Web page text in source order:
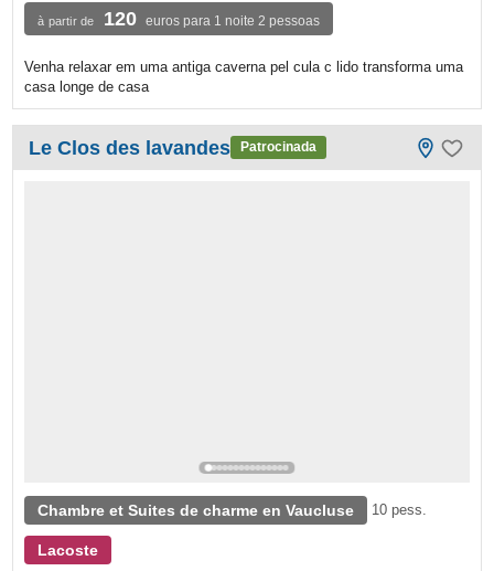
à partir de 120 euros para 1 noite 2 pessoas
Venha relaxar em uma antiga caverna pel cula c lido transforma uma
casa longe de casa
Le Clos des lavandes Patrocinada
Chambre et Suites de charme en Vaucluse 10 pess.
Lacoste